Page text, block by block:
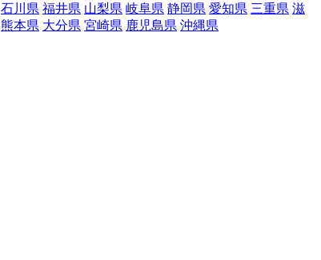
石川県 福井県 山梨県 岐阜県 静岡県 愛知県 三重県 滋
熊本県 大分県 宮崎県 鹿児島県 沖縄県